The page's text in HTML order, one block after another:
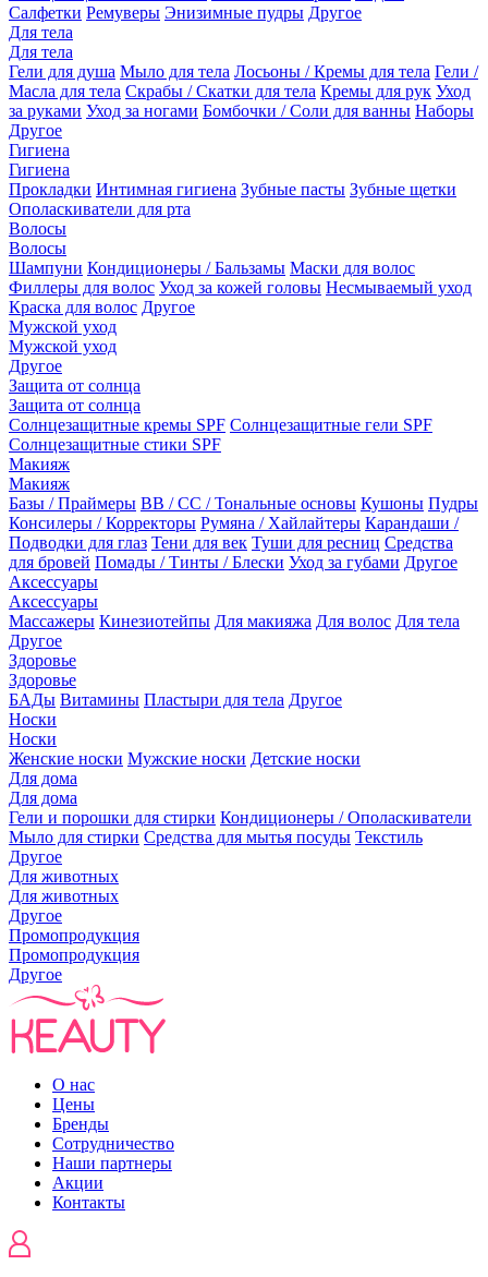
Салфетки Ремуверы Энизимные пудры Другое
Для тела
Для тела
Гели для душа Мыло для тела Лосьоны / Кремы для тела Гели /
Масла для тела Скрабы / Скатки для тела Кремы для рук Уход
за руками Уход за ногами Бомбочки / Соли для ванны Наборы
Другое
Гигиена
Гигиена
Прокладки Интимная гигиена Зубные пасты Зубные щетки
Ополаскиватели для рта
Волосы
Волосы
Шампуни Кондиционеры / Бальзамы Маски для волос
Филлеры для волос Уход за кожей головы Несмываемый уход
Краска для волос Другое
Мужской уход
Мужской уход
Другое
Защита от солнца
Защита от солнца
Солнцезащитные кремы SPF Солнцезащитные гели SPF
Солнцезащитные стики SPF
Макияж
Макияж
Базы / Праймеры BB / CC / Тональные основы Кушоны Пудры
Консилеры / Корректоры Румяна / Хайлайтеры Карандаши /
Подводки для глаз Тени для век Туши для ресниц Средства
для бровей Помады / Тинты / Блески Уход за губами Другое
Аксессуары
Аксессуары
Массажеры Кинезиотейпы Для макияжа Для волос Для тела
Другое
Здоровье
Здоровье
БАДы Витамины Пластыри для тела Другое
Носки
Носки
Женские носки Мужские носки Детские носки
Для дома
Для дома
Гели и порошки для стирки Кондиционеры / Ополаскиватели
Мыло для стирки Средства для мытья посуды Текстиль
Другое
Для животных
Для животных
Другое
Промопродукция
Промопродукция
Другое
О нас
Цены
Бренды
Сотрудничество
Наши партнеры
Акции
Контакты